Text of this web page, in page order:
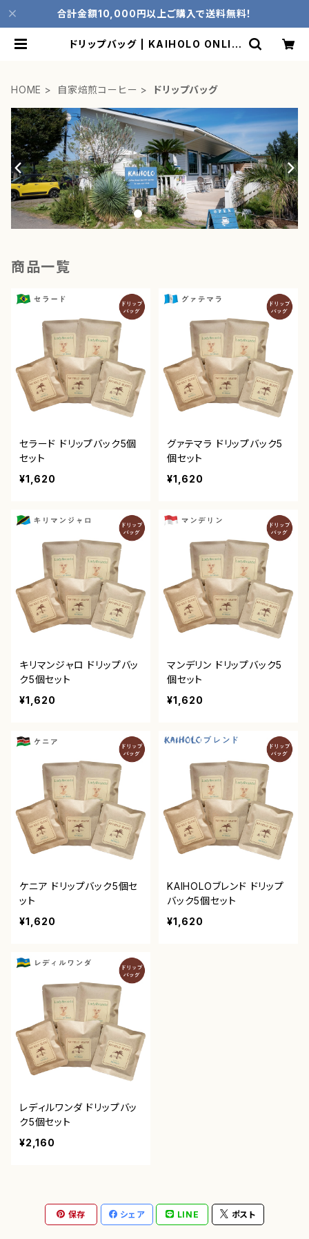
合計金額10,000円以上ご購入で送料無料！
ドリップバッグ | KAIHOLO ONLIN
HOME 自家焙煎コーヒー ドリップバッグ
商品一覧
セラード ドリップバック5個
セット
¥1,620
グァテマラ ドリップバック5
個セット
¥1,620
キリマンジャロ ドリップバッ
ク5個セット
¥1,620
マンデリン ドリップバック5
個セット
¥1,620
ケニア ドリップバック5個セ
ット
¥1,620
KAIHOLOブレンド ドリップ
バック5個セット
¥1,620
レディルワンダ ドリップバッ
ク5個セット
¥2,160
保存 シェア LINE ポスト